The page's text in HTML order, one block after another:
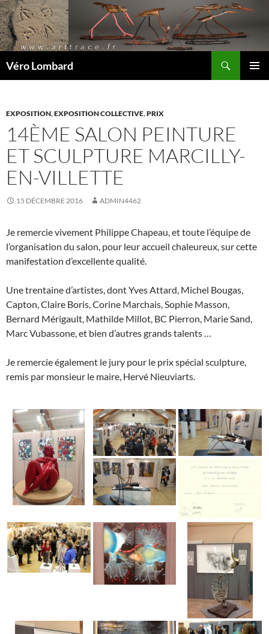
Véro Lombard
EXPOSITION,EXPOSITION COLLECTIVE,PRIX
14ÈME SALON PEINTURE
ET SCULPTURE MARCILLY-
EN-VILLETTE
15 DÉCEMBRE 2016 ADMIN4462
Je remercie vivement Philippe Chapeau, et toute l’équipe de
l’organisation du salon, pour leur accueil chaleureux, sur cette
manifestation d’excellente qualité.
Une trentaine d’artistes, dont Yves Attard, Michel Bougas,
Capton, Claire Boris, Corine Marchais, Sophie Masson,
Bernard Mérigault, Mathilde Millot, BC Pierron, Marie Sand,
Marc Vubassone, et bien d’autres grands talents …
Je remercie également le jury pour le prix spécial sculpture,
remis par monsieur le maire, Hervé Nieuviarts.